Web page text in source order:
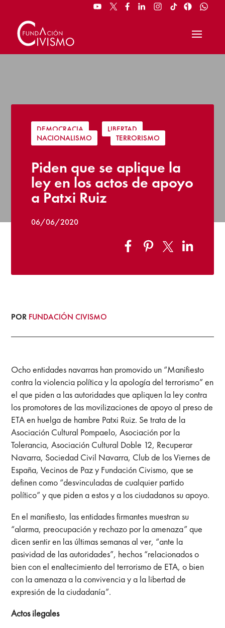
DEMOCRACIA | LIBERTAD
|
NACIONALISMO
| TERRORISMO
Piden que se aplique la
ley en los actos de apoyo
a Patxi Ruiz
06/06/2020
POR FUNDACIÓN CIVISMO
Ocho entidades navarras han promovido un “Manifiesto
contra la violencia política y la apología del terrorismo” en
el que piden a las autoridades que apliquen la ley contra
los promotores de las movilizaciones de apoyo al preso de
ETA en huelga de hambre Patxi Ruiz. Se trata de la
Asociación Cultural Pompaelo, Asociación por la
Tolerancia, Asociación Cultural Doble 12, Recuperar
Navarra, Sociedad Civil Navarra, Club de los Viernes de
España, Vecinos de Paz y Fundación Civismo, que se
definen como “desvinculadas de cualquier partido
político” y que piden a estos y a los ciudadanos su apoyo.
En el manifiesto, las entidades firmantes muestran su
“alarma, preocupación y rechazo por la amenaza” que
dicen sentir en las últimas semanas al ver, “ante la
pasividad de las autoridades”, hechos “relacionados o
bien con el enaltecimiento del terrorismo de ETA, o bien
con la amenaza a la convivencia y a la libertad de
expresión de la ciudadanía”.
Actos ilegales